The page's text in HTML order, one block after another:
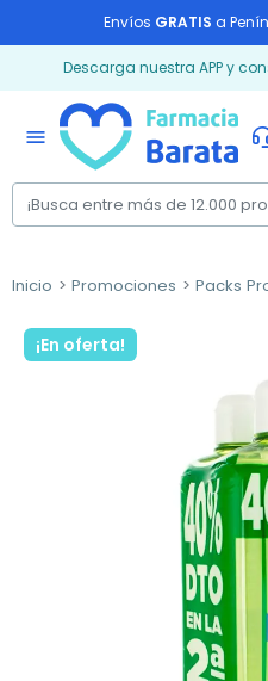
Envíos GRATIS a
Descarga nuestra APP y
menu
Inicio Promociones Packs
¡En oferta!